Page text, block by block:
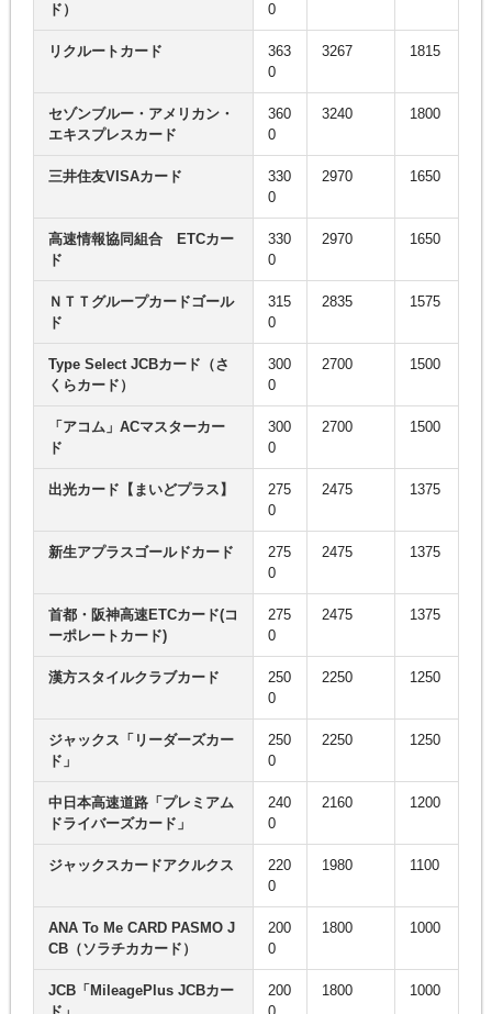
ド）
0
リクルートカード
363
0
3267 1815
セゾンブルー・アメリカン・
エキスプレスカード
360
0
3240 1800
三井住友VISAカード
330
0
2970 1650
高速情報協同組合 ETCカー
ド
330
0
2970 1650
ＮＴＴグループカードゴール
ド
315
0
2835 1575
Type Select JCBカード（さ
くらカード）
300
0
2700 1500
「アコム」ACマスターカー
ド
300
0
2700 1500
出光カード【まいどプラス】
275
0
2475 1375
新生アプラスゴールドカード
275
0
2475 1375
首都・阪神高速ETCカード(コ
ーポレートカード)
275
0
2475 1375
漢方スタイルクラブカード
250
0
2250 1250
ジャックス「リーダーズカー
ド」
250
0
2250 1250
中日本高速道路「プレミアム
ドライバーズカード」
240
0
2160 1200
ジャックスカードアクルクス
220
0
1980 1100
ANA To Me CARD PASMO J
CB（ソラチカカード）
200
0
1800 1000
JCB「MileagePlus JCBカー
200
1800 1000